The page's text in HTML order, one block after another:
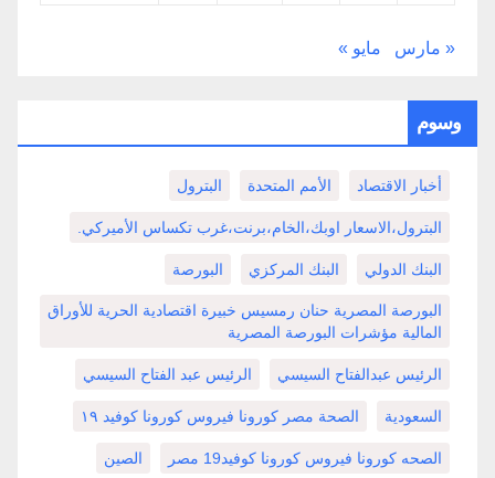
« مارس مايو »
وسوم
أخبار الاقتصاد الأمم المتحدة البترول
البترول،الاسعار اوبك،الخام،برنت،غرب تكساس الأميركي.
البنك الدولي البنك المركزي البورصة
البورصة المصرية حنان رمسيس خبيرة اقتصادية الحرية للأوراق
المالية مؤشرات البورصة المصرية
الرئيس عبدالفتاح السيسي الرئيس عبد الفتاح السيسي
السعودية الصحة مصر كورونا فيروس كورونا كوفيد ١٩
الصحه كورونا فيروس كورونا كوفيد19 مصر الصين